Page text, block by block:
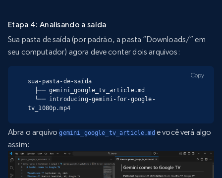
Etapa 4: Analisando a saída
Sua pasta de saída (por padrão, a pasta “Downloads/” em
seu computador) agora deve conter dois arquivos:
sua-pasta-de-saída
tv_1080p.mp4
Copy
Abra o arquivogemini_google_tv_article.mde você verá algo
assim: